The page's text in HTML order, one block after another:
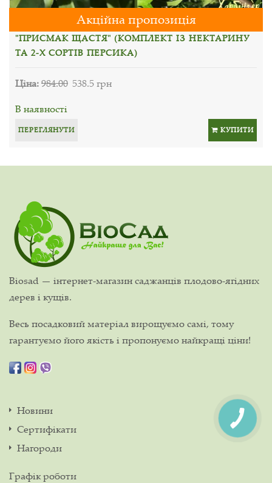
Акційна пропозиція
"ПРИСМАК ЩАСТЯ" (КОМПЛЕКТ ІЗ НЕКТАРИНУ
ТА 2-Х СОРТІВ ПЕРСИКА)
Ціна:984.00 538.5 грн
В наявності
ПЕРЕГЛЯНУТИ КУПИТИ
Biosad — інтернет-магазин саджанців плодово-ягідних
дерев і кущів.
Весь посадковий матеріал вирощуємо самі, тому
гарантуємо його якість і пропонуємо найкращі ціни!
Новини
Сертифікати
Нагороди
Графік роботи